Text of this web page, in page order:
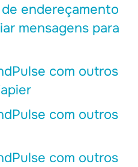
endereçamento
mensagens para
com outros
com outros
com outros